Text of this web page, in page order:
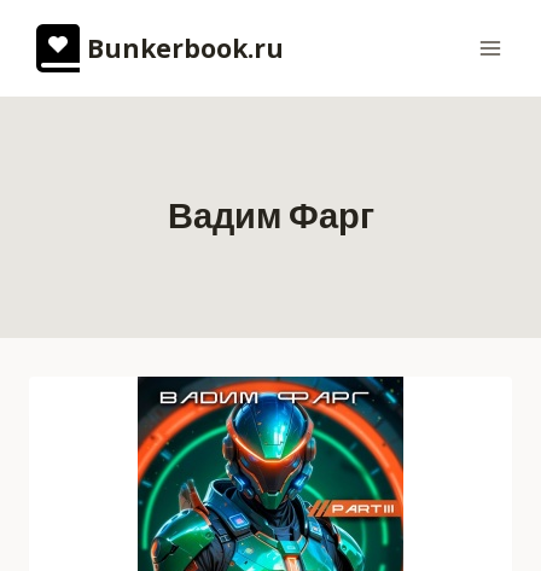
содержимому
Bunkerbook.ru
Вадим Фарг